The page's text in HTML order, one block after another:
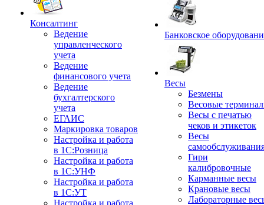
Консалтинг
Ведение
управленческого
учета
Ведение
финансового учета
Ведение
бухгалтерского
учета
ЕГАИС
Маркировка товаров
Настройка и работа
в 1С:Розница
Настройка и работа
в 1С:УНФ
Настройка и работа
в 1С:УТ
Настройка и работа
Банковское
Весы
Безмены
Весовые
Весы с печатью
чеков и этикеток
Весы
Гири
калибровочные
Карманные весы
Крановые весы
Лабораторные